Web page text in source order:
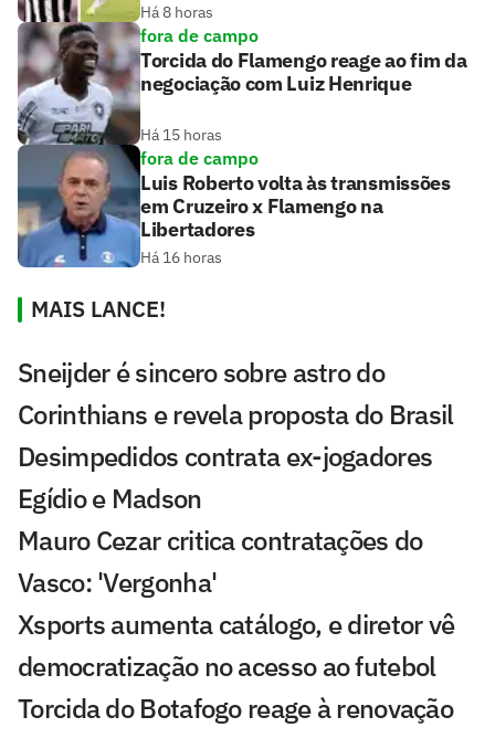
Há 8 horas
fora de campo
Torcida do Flamengo reage ao fim da
negociação com Luiz Henrique
Há 15 horas
fora de campo
Luis Roberto volta às transmissões
em Cruzeiro x Flamengo na
Libertadores
Há 16 horas
MAIS LANCE!
Sneijder é sincero sobre astro do
Corinthians e revela proposta do Brasil
Desimpedidos contrata ex-jogadores
Egídio e Madson
Mauro Cezar critica contratações do
Vasco: 'Vergonha'
Xsports aumenta catálogo, e diretor vê
democratização no acesso ao futebol
Torcida do Botafogo reage à renovação